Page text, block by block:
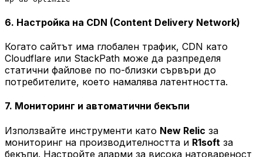
6. Настройка на CDN (Content Delivery Network)
Когато сайтът има глобален трафик, CDN като
Cloudflare или StackPath може да разпределя
статични файлове по по-близки сървъри до
потребителите, което намалява латентността.
7. Мониторинг и автоматични бекъпи
Използвайте инструменти като New Relic за
мониторинг на производителността и R1soft за
бекъпи. Настройте аларми за висока натовареност